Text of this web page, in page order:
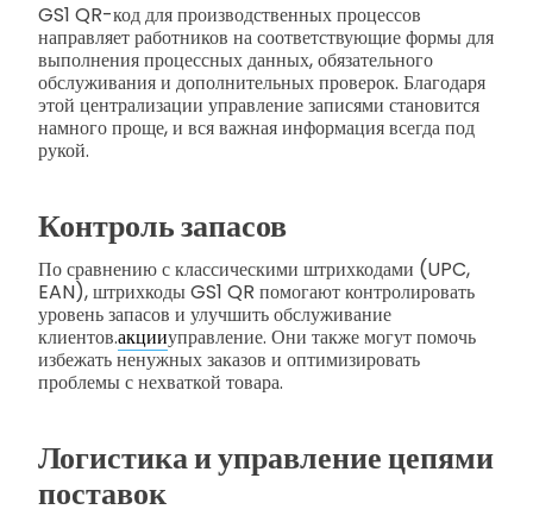
GS1 QR-код для производственных процессов
направляет работников на соответствующие формы для
выполнения процессных данных, обязательного
обслуживания и дополнительных проверок. Благодаря
этой централизации управление записями становится
намного проще, и вся важная информация всегда под
рукой.
Контроль запасов
По сравнению с классическими штрихкодами (UPC,
EAN), штрихкоды GS1 QR помогают контролировать
уровень запасов и улучшить обслуживание
клиентов.акцииуправление. Они также могут помочь
избежать ненужных заказов и оптимизировать
проблемы с нехваткой товара.
Логистика и управление цепями
поставок